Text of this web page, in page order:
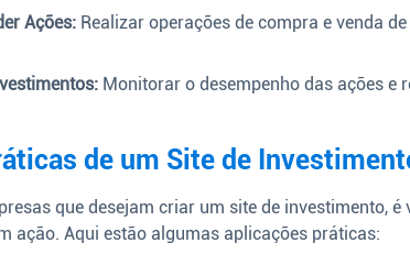
Ações: Realizar operações de compra e venda
Monitorar o desempenho das ações e
de um Site de
que desejam criar um site de investimento,
ação. Aqui estão algumas aplicações práticas: